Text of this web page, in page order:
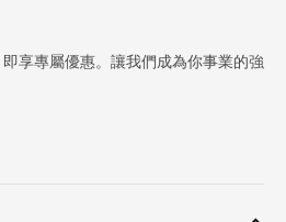
享專屬優惠。讓我們成為你事業的強